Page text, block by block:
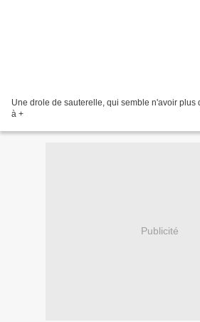
Une drole de sauterelle, qui semble n'avoir plus
à +
Publicité